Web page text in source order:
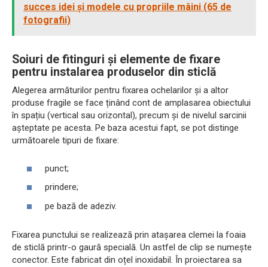
succes idei și modele cu propriile mâini (65 de
fotografii)
Soiuri de fitinguri și elemente de fixare
pentru instalarea produselor din sticlă
Alegerea armăturilor pentru fixarea ochelarilor și a altor
produse fragile se face ținând cont de amplasarea obiectului
în spațiu (vertical sau orizontal), precum și de nivelul sarcinii
așteptate pe acesta. Pe baza acestui fapt, se pot distinge
următoarele tipuri de fixare:
punct;
prindere;
pe bază de adeziv.
Fixarea punctului se realizează prin atașarea clemei la foaia
de sticlă printr-o gaură specială. Un astfel de clip se numește
conector. Este fabricat din oțel inoxidabil. În proiectarea sa